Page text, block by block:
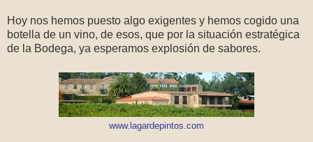
Hoy nos hemos puesto algo exigentes y hemos cogido una
botella de un vino, de esos, que por la situación estratégica
de la Bodega, ya esperamos explosión de sabores.
www.lagardepintos.com